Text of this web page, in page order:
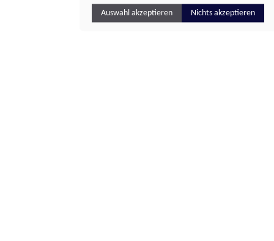
Auswahl akzeptieren Nichts akzeptieren